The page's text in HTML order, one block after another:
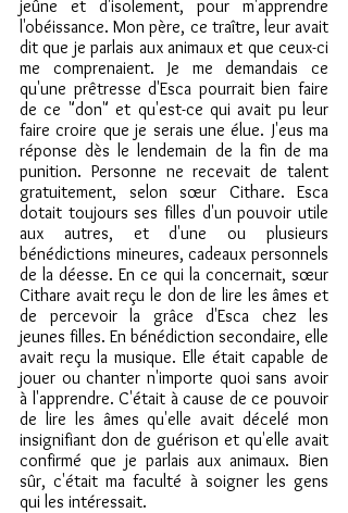
jeûne et d'isolement, pour m'apprendre
l'obéissance. Mon père, ce traître, leur avait
dit que je parlais aux animaux et que ceux-ci
me comprenaient. Je me demandais ce
qu'une prêtresse d'Esca pourrait bien faire
de ce "don" et qu'est-ce qui avait pu leur
faire croire que je serais une élue. J'eus ma
réponse dès le lendemain de la fin de ma
punition. Personne ne recevait de talent
gratuitement, selon sœur Cithare. Esca
dotait toujours ses filles d'un pouvoir utile
aux autres, et d'une ou plusieurs
bénédictions mineures, cadeaux personnels
de la déesse. En ce qui la concernait, sœur
Cithare avait reçu le don de lire les âmes et
de percevoir la grâce d'Esca chez les
jeunes filles. En bénédiction secondaire, elle
avait reçu la musique. Elle était capable de
jouer ou chanter n'importe quoi sans avoir
à l'apprendre. C'était à cause de ce pouvoir
de lire les âmes qu'elle avait décelé mon
insignifiant don de guérison et qu'elle avait
confirmé que je parlais aux animaux. Bien
sûr, c'était ma faculté à soigner les gens
qui les intéressait.